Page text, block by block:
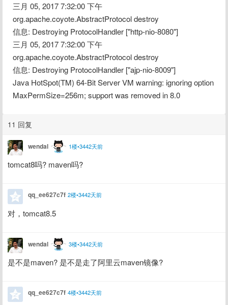
三月 05, 2017 7:32:00 下午
org.apache.coyote.AbstractProtocol destroy
信息: Destroying ProtocolHandler ["http-nio-8080"]
三月 05, 2017 7:32:00 下午
org.apache.coyote.AbstractProtocol destroy
信息: Destroying ProtocolHandler ["ajp-nio-8009"]
Java HotSpot(TM) 64-Bit Server VM warning: ignoring option
MaxPermSize=256m; support was removed in 8.0
11 回复
wendal 1楼•3442天前
tomcat8吗? maven吗?
qq_ee627c7f 2楼•3442天前
对，tomcat8.5
wendal 3楼•3442天前
是不是maven? 是不是走了阿里云maven镜像?
qq_ee627c7f 4楼•3442天前